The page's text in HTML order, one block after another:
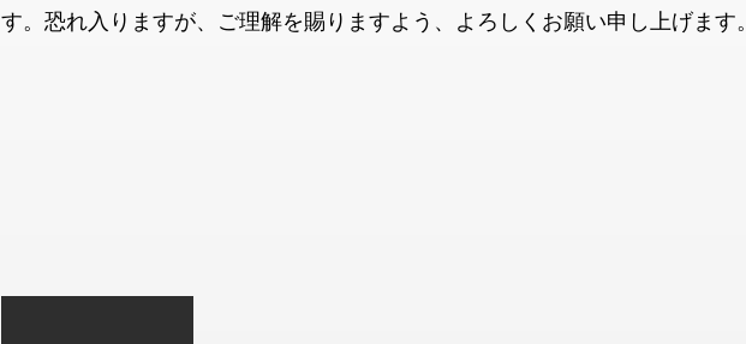
す。恐れ入りますが、ご理解を賜りますよう、よろしくお願い申し上げます。